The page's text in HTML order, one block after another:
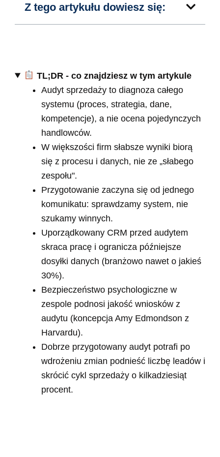
Z tego artykułu dowiesz się:
TL;DR - co znajdziesz w tym artykule
Audyt sprzedaży to diagnoza całego
systemu (proces, strategia, dane,
kompetencje), a nie ocena pojedynczych
handlowców.
W większości firm słabsze wyniki biorą
się z procesu i danych, nie ze „słabego
zespołu".
Przygotowanie zaczyna się od jednego
komunikatu: sprawdzamy system, nie
szukamy winnych.
Uporządkowany CRM przed audytem
skraca pracę i ogranicza późniejsze
dosyłki danych (branżowo nawet o jakieś
30%).
Bezpieczeństwo psychologiczne w
zespole podnosi jakość wniosków z
audytu (koncepcja Amy Edmondson z
Harvardu).
Dobrze przygotowany audyt potrafi po
wdrożeniu zmian podnieść liczbę leadów i
skrócić cykl sprzedaży o kilkadziesiąt
procent.